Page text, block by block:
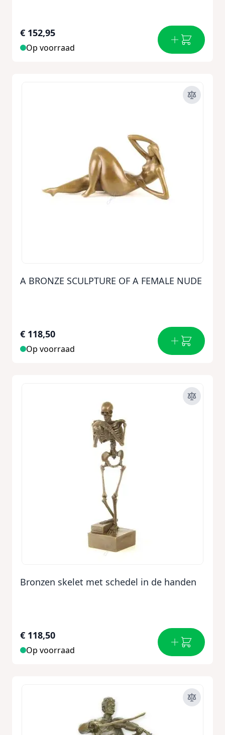
€ 152,95
Op voorraad
A BRONZE SCULPTURE OF A FEMALE NUDE
€ 118,50
Op voorraad
Bronzen skelet met schedel in de handen
€ 118,50
Op voorraad